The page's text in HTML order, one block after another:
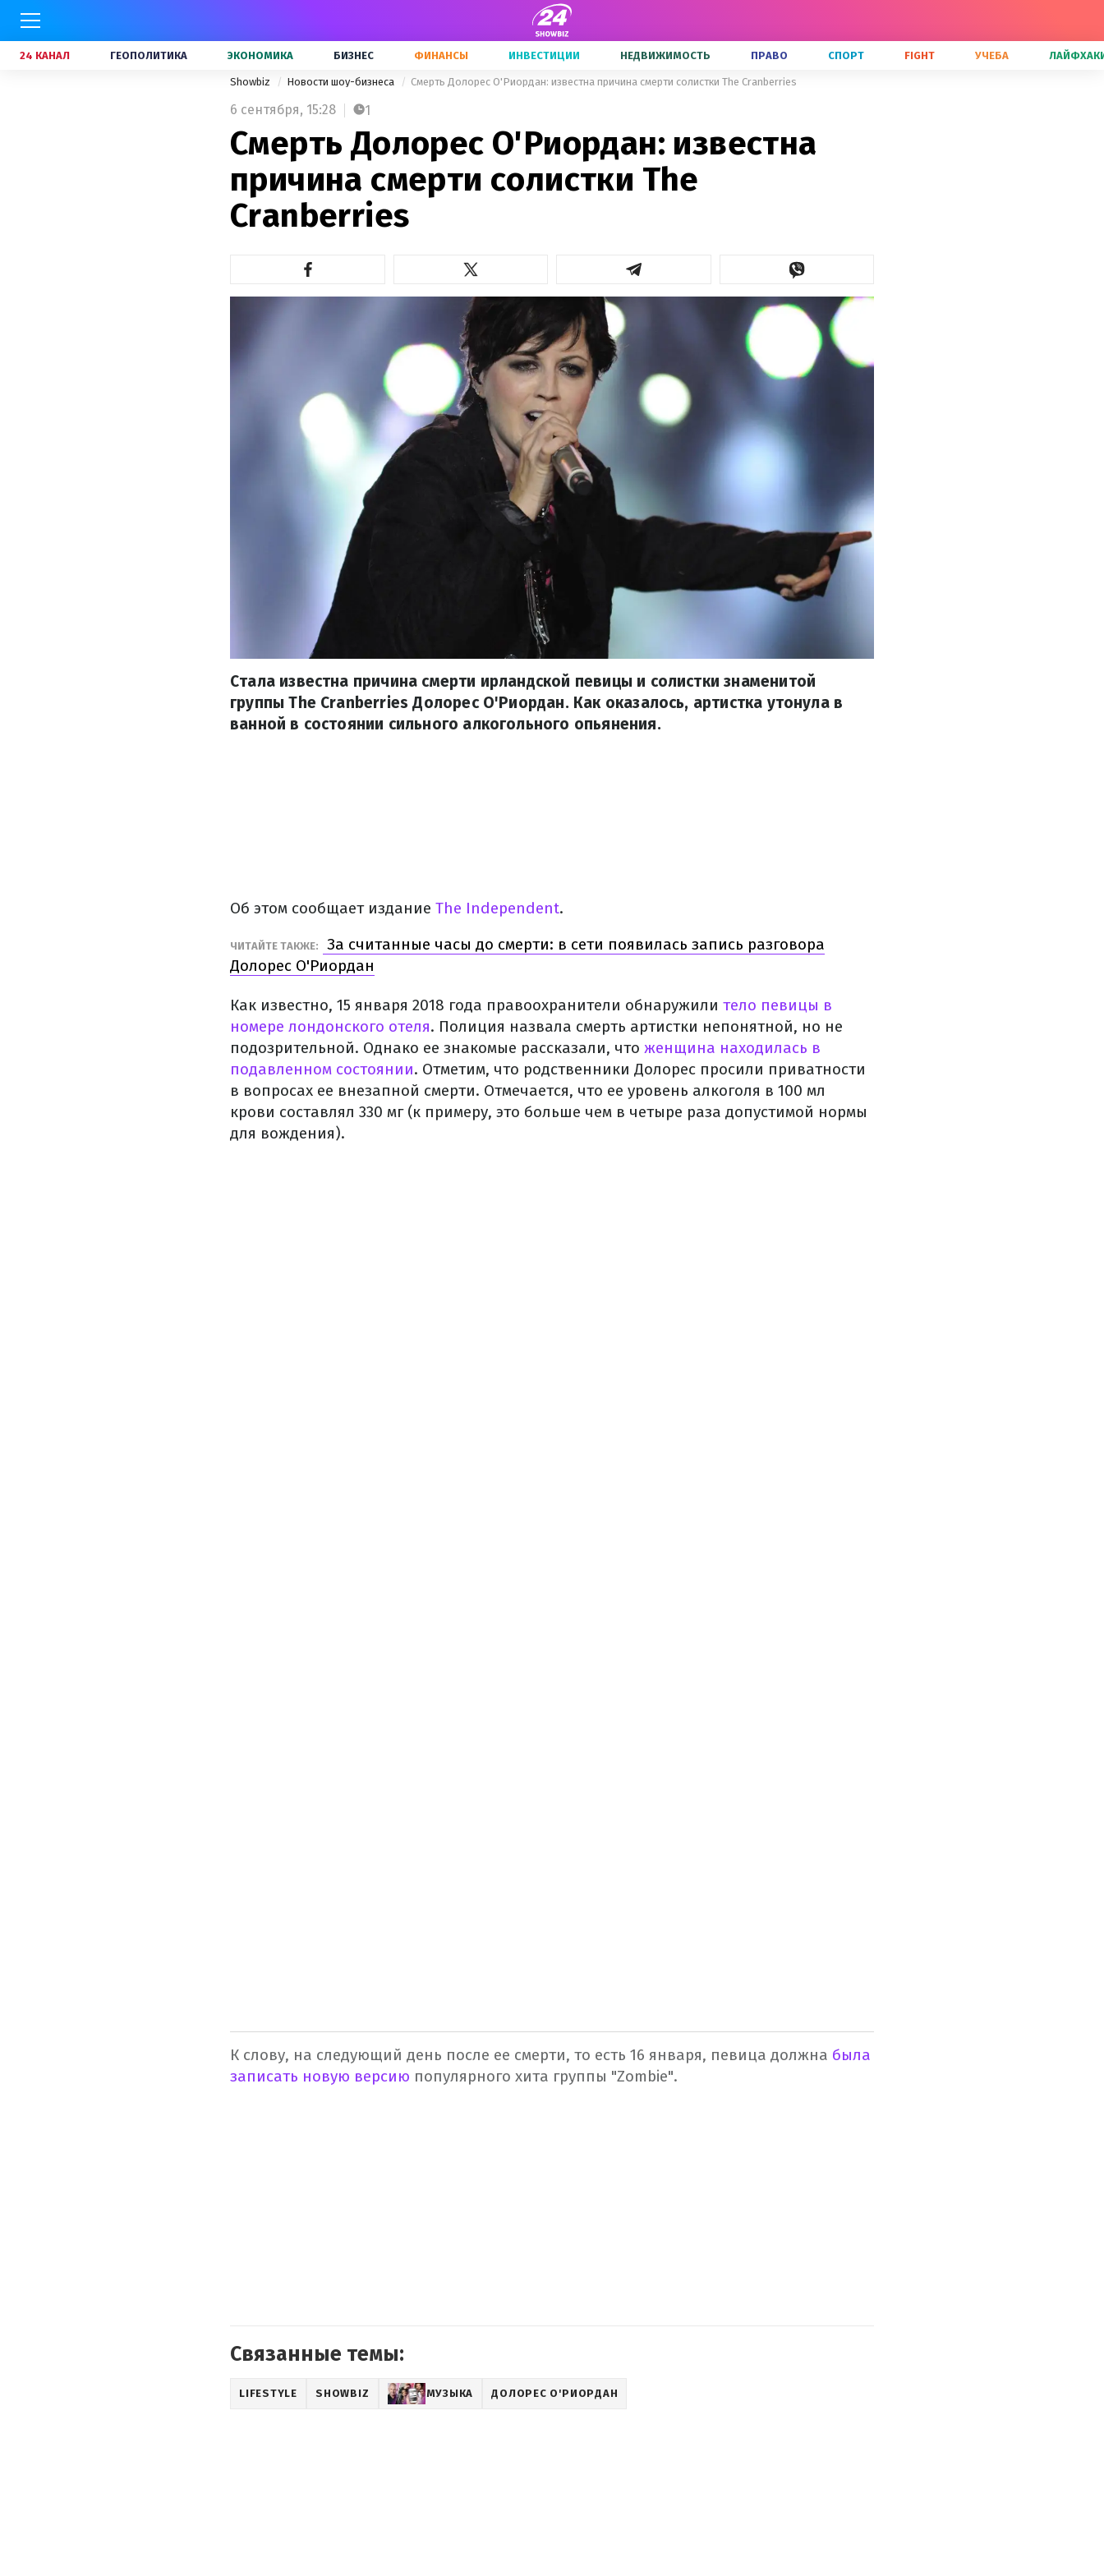
24 КАНАЛ ГЕОПОЛИТИКА ЭКОНОМИКА БИЗНЕС ФИНАНСЫ ИНВЕСТИЦИИ НЕДВИЖИМОСТЬ ПРАВО СПОРТ FIGHT УЧЕБА
Showbiz Новости шоу-бизнеса Смерть Долорес О'Риордан: известна причина смерти солистки The Cranberries
6 сентября, 15:28 1
Смерть Долорес О'Риордан: известна
причина смерти солистки The
Cranberries
Стала известна причина смерти ирландской певицы и солистки знаменитой
группы The Cranberries Долорес О'Риордан. Как оказалось, артистка утонула в
ванной в состоянии сильного алкогольного опьянения.
Об этом сообщает издание The Independent.
ЧИТАЙТЕ ТАКЖЕ:
За считанные часы до смерти: в сети появилась запись разговора
Долорес О'Риордан
Как известно, 15 января 2018 года правоохранители обнаружили тело певицы в
номере лондонского отеля. Полиция назвала смерть артистки непонятной, но не
подозрительной. Однако ее знакомые рассказали, что женщина находилась в
подавленном состоянии. Отметим, что родственники Долорес просили приватности
в вопросах ее внезапной смерти. Отмечается, что ее уровень алкоголя в 100 мл
крови составлял 330 мг (к примеру, это больше чем в четыре раза допустимой нормы
для вождения).
К слову, на следующий день после ее смерти, то есть 16 января, певица должна была
записать новую версию популярного хита группы "Zombie".
Связанные темы:
LIFESTYLE SHOWBIZ МУЗЫКА ДОЛОРЕС О'РИОРДАН